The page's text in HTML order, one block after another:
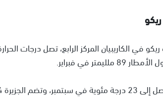
في فبراير.
204 شواطئ.